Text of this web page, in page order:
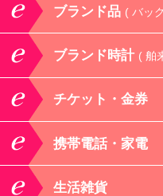
ブランド品 ( バッ
ブランド時計 ( 舶
チケット・金券
携帯電話・家電
生活雑貨